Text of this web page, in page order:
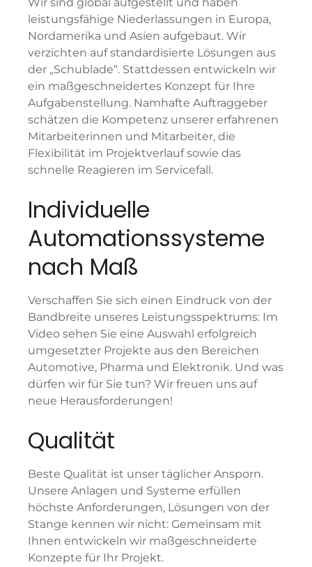
leistungsfähige Niederlassungen in Europa,
Nordamerika und Asien aufgebaut. Wir
verzichten auf standardisierte Lösungen aus
der „Schublade“. Stattdessen entwickeln wir
ein maßgeschneidertes Konzept für Ihre
Aufgabenstellung. Namhafte Auftraggeber
schätzen die Kompetenz unserer erfahrenen
Mitarbeiterinnen und Mitarbeiter, die
Flexibilität im Projektverlauf sowie das
schnelle Reagieren im Servicefall.
Individuelle
Automations­systeme
nach Maß
Verschaffen Sie sich einen Eindruck von der
Bandbreite unseres Leistungsspektrums: Im
Video sehen Sie eine Auswahl erfolgreich
umgesetzter Projekte aus den Bereichen
Automotive, Pharma und Elektronik. Und was
dürfen wir für Sie tun? Wir freuen uns auf
neue Herausforderungen!
Qualität
Beste Qualität ist unser täglicher Ansporn.
Unsere Anlagen und Systeme erfüllen
höchste Anforderungen, Lösungen von der
Stange kennen wir nicht: Gemeinsam mit
Ihnen entwickeln wir maßgeschneiderte
Konzepte für Ihr Projekt.